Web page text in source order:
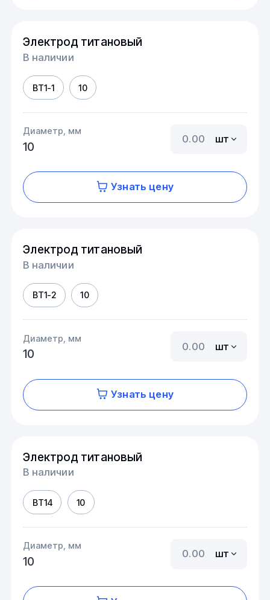
Электрод титановый
В наличии
ВТ1-1 10
Диаметр, мм
10
шт
Узнать цену
Электрод титановый
В наличии
ВТ1-2 10
Диаметр, мм
10
шт
Узнать цену
Электрод титановый
В наличии
ВТ14 10
Диаметр, мм
10
шт